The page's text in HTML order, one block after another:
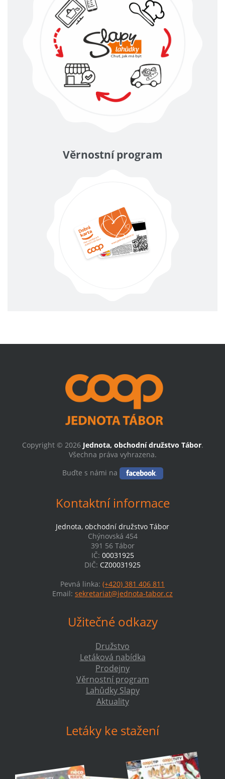
Věrnostní program
Copyright © 2026 Jednota, obchodní družstvo Tábor.
Všechna práva vyhrazena.
Buďte s námi na
Kontaktní informace
Jednota, obchodní družstvo Tábor
Chýnovská 454
391 56 Tábor
IČ: 00031925
DIČ: CZ00031925
Pevná linka: (+420) 381 406 811
Email: sekretariat@jednota-tabor.cz
Užitečné odkazy
Družstvo
Letáková nabídka
Prodejny
Věrnostní program
Lahůdky Slapy
Aktuality
Letáky ke stažení